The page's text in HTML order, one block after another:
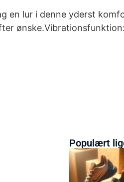
en lur i denne yderst
Populært